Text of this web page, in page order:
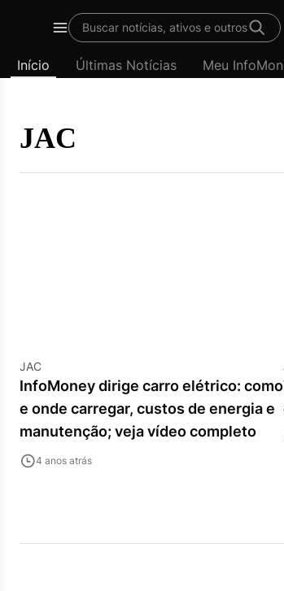
Últimas
InfoMoney
Menu
Buscar notícias, ativos e outros
Início Últimas Notícias Meu
JAC
JAC
InfoMoney dirige carro elétrico: como
e onde carregar, custos de energia e
manutenção; veja vídeo completo
4 anos atrás